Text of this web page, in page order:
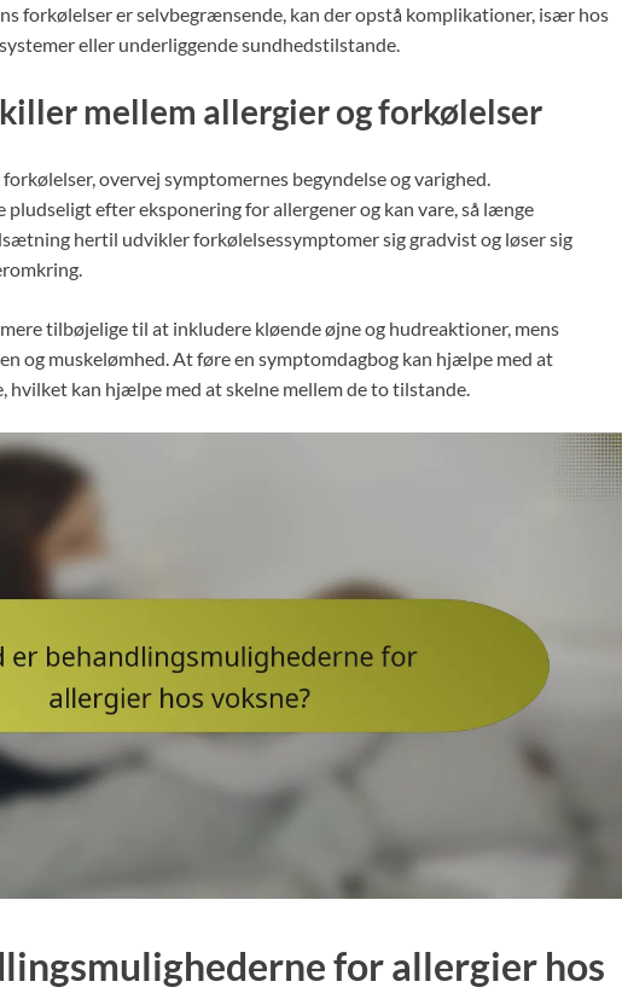
forkølelser er selvbegrænsende, kan der opstå komplikationer, især hos
eller underliggende sundhedstilstande.
mellem allergier og forkølelser
overvej symptomernes begyndelse og varighed.
efter eksponering for allergener og kan vare, så længe
hertil udvikler forkølelsessymptomer sig gradvist og løser sig
tilbøjelige til at inkludere kløende øjne og hudreaktioner, mens
og muskelømhed. At føre en symptomdagbog kan hjælpe med at
hvilket kan hjælpe med at skelne mellem de to tilstande.
for allergier hos